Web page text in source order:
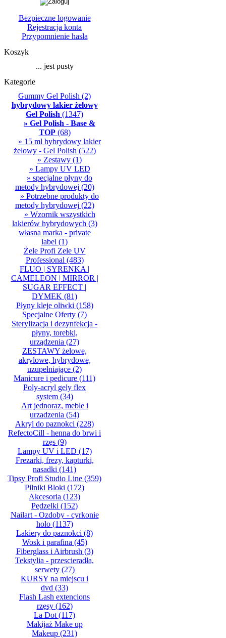
Bezpieczne logowanie
Rejestracja konta
Przypomnienie hasła
Koszyk
... jest pusty
Kategorie
Gummy Gel Polish (2)
hybrydowy lakier żelowy
Gel Polish (1347)
» Gel Polish - Base &
TOP(68)
» 15 ml hybrydowy lakier
żelowy - Gel Polish (522)
» Zestawy (1)
» Lampy UV LED
» specjalne płyny do
metody hybrydowej (20)
» Potrzebne produkty do
metody hybrydowej (22)
» Wzornik wszystkich
lakierów hybrydowych (3)
własna marka - private
label (1)
Żele Profi Zele UV
Professional (483)
FLUO | SYRENKA |
CAMELEON | MIRROR |
SUGAR EFFECT |
DYMEK (81)
Płyny kleje oliwki (158)
Specjalne Oferty (7)
Sterylizacja i dezynfekcja -
płyny, torebki,
urządzenia (27)
ZESTAWY żelowe,
akrylowe, hybrydowe,
uzupełniające (2)
Manicure i pedicure (111)
Poly-acryl gely flex
system(34)
Art jednoraz, meble i
urzadzenia (54)
Akryl do paznokci (228)
RefectoCill - henna do brwi i
rzęs(9)
Lampy UV i LED (17)
Frezarki, frezy, kapturki,
nasadki (141)
Tipsy Profi Studio Line (359)
Pilniki Bloki (172)
Akcesoria (123)
Pędzelki (152)
Nailart - Ozdoby - cyrkonie
holo(1137)
Lakiery do paznokci (8)
Wosk i parafina (45)
Fiberglass i Airbrush (3)
Tekstylia - przescieradła,
serwety(27)
KURSY na miejscu i
dvd (33)
Flash Lash extencions
rzęsy(162)
La Dot (117)
Makijaż Make up
Makeup (231)